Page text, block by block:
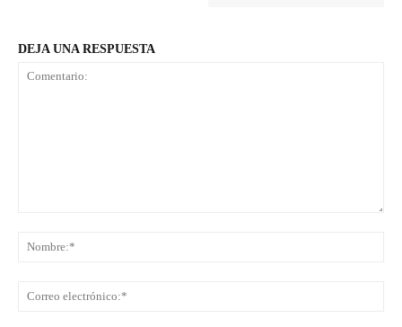
DEJA UNA RESPUESTA